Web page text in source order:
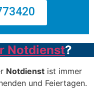
Notdienst?
Notdienst ist immer
und Feiertagen.